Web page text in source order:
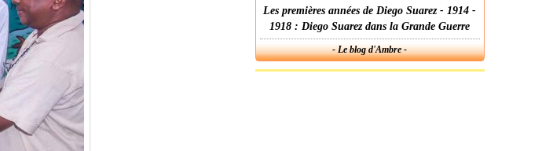
Les premières années de Diego Suarez - 1914 -
1918 : Diego Suarez dans la Grande Guerre
- Le blog d'Ambre -